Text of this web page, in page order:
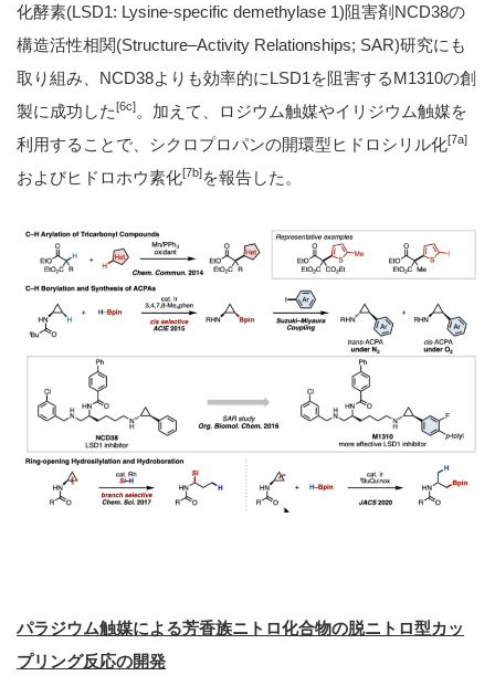
化酵素(LSD1: Lysine-specific demethylase 1)阻害剤NCD38の
構造活性相関(Structure–Activity Relationships; SAR)研究にも
取り組み、NCD38よりも効率的にLSD1を阻害するM1310の創
製に成功した [6c] 。加えて、ロジウム触媒やイリジウム触媒を
利用することで、シクロプロパンの開環型ヒドロシリル化[7a]
およびヒドロホウ素化[7b] を報告した。
パラジウム触媒による芳香族ニトロ化合物の脱ニトロ型カッ
プリング反応の開発